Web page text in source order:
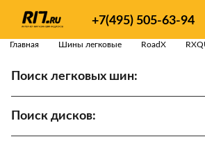
+7(495) 505-63-94
Главная Шины легковые RoadX
Поиск легковых шин:
Поиск дисков: